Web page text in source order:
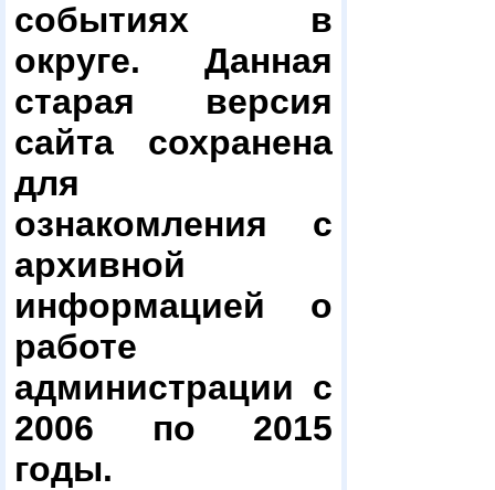
событиях в
округе. Данная
старая версия
сайта сохранена
для
ознакомления с
архивной
информацией о
работе
администрации с
2006 по 2015
годы.